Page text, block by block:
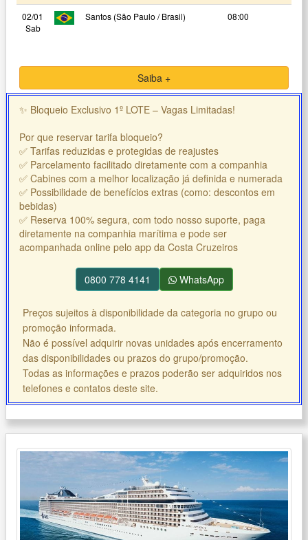
02/01
Sab
Santos (São Paulo / Brasil) 08:00
Saiba +
✨ Bloqueio Exclusivo 1º LOTE – Vagas Limitadas!
Por que reservar tarifa bloqueio?
✅ Tarifas reduzidas e protegidas de reajustes
✅ Parcelamento facilitado diretamente com a companhia
✅ Cabines com a melhor localização já definida e numerada
✅ Possibilidade de benefícios extras (como: descontos em
bebidas)
✅ Reserva 100% segura, com todo nosso suporte, paga
diretamente na companhia marítima e pode ser
acompanhada online pelo app da Costa Cruzeiros
0800 778 4141 WhatsApp
Preços sujeitos à disponibilidade da categoria no grupo ou
promoção informada.
Não é possível adquirir novas unidades após encerramento
das disponibilidades ou prazos do grupo/promoção.
Todas as informações e prazos poderão ser adquiridos nos
telefones e contatos deste site.